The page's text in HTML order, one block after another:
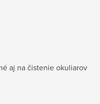
aj na čistenie okuliarov